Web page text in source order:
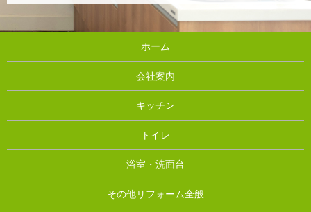
ホーム
会社案内
キッチン
トイレ
浴室・洗面台
その他リフォーム全般